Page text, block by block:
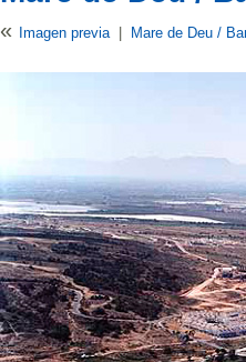
« Imagen previa | Mare de Deu /